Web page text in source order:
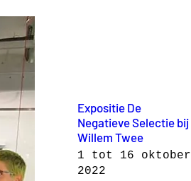
Expositie De
Negatieve Selectie bij
Willem Twee
1 tot 16 oktober
2022